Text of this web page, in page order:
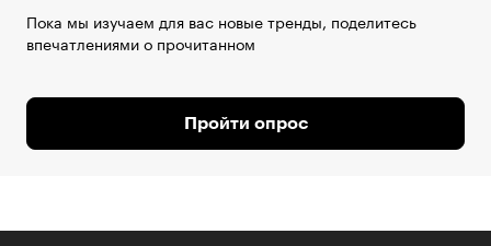
Пока мы изучаем для вас новые тренды, поделитесь
впечатлениями о прочитанном
Пройти опрос